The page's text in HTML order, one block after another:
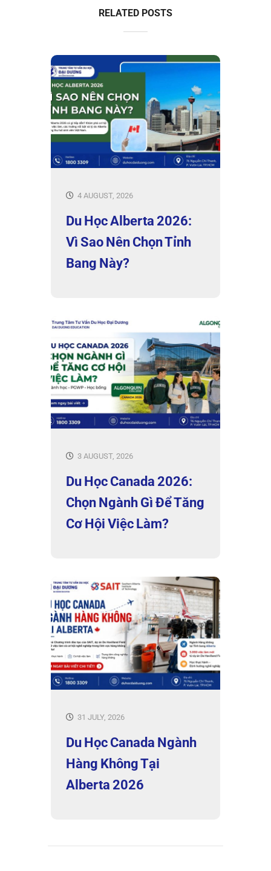
RELATED POSTS
4 AUGUST, 2026
Du Học Alberta 2026:
Vì Sao Nên Chọn Tỉnh
Bang Này?
3 AUGUST, 2026
Du Học Canada 2026:
Chọn Ngành Gì Để Tăng
Cơ Hội Việc Làm?
31 JULY, 2026
Du Học Canada Ngành
Hàng Không Tại
Alberta 2026